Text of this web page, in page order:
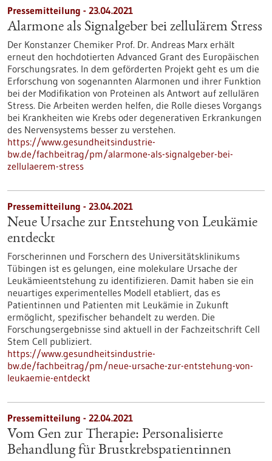
Pressemitteilung - 23.04.2021
Alarmone als Signalgeber bei zellulärem Stress
Der Konstanzer Chemiker Prof. Dr. Andreas Marx erhält
erneut den hochdotierten Advanced Grant des Europäischen
Forschungsrates. In dem geförderten Projekt geht es um die
Erforschung von sogenannten Alarmonen und ihrer Funktion
bei der Modifikation von Proteinen als Antwort auf zellulären
Stress. Die Arbeiten werden helfen, die Rolle dieses Vorgangs
bei Krankheiten wie Krebs oder degenerativen Erkrankungen
des Nervensystems besser zu verstehen.
https://www.gesundheitsindustrie-
bw.de/fachbeitrag/pm/alarmone-als-signalgeber-bei-
zellulaerem-stress
Pressemitteilung - 23.04.2021
Neue Ursache zur Entstehung von Leukämie
entdeckt
Forscherinnen und Forschern des Universitätsklinikums
Tübingen ist es gelungen, eine molekulare Ursache der
Leukämieentstehung zu identifizieren. Damit haben sie ein
neuartiges experimentelles Modell etabliert, das es
Patientinnen und Patienten mit Leukämie in Zukunft
ermöglicht, spezifischer behandelt zu werden. Die
Forschungsergebnisse sind aktuell in der Fachzeitschrift Cell
Stem Cell publiziert.
https://www.gesundheitsindustrie-
bw.de/fachbeitrag/pm/neue-ursache-zur-entstehung-von-
leukaemie-entdeckt
Pressemitteilung - 22.04.2021
Vom Gen zur Therapie: Personalisierte
Behandlung für Brustkrebspatientinnen